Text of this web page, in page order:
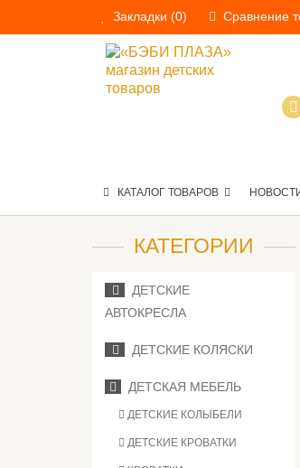
Закладки (0) Сравнение
КАТАЛОГ ТОВАРОВ
КАТЕГОРИИ
ДЕТСКИЕ
АВТОКРЕСЛА
ДЕТСКИЕ КОЛЯСКИ
ДЕТСКАЯ МЕБЕЛЬ
ДЕТСКИЕ КОЛЫБЕЛИ
ДЕТСКИЕ КРОВАТКИ